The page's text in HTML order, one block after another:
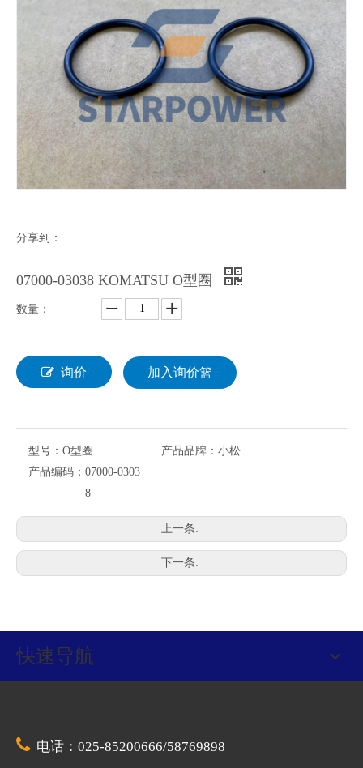
分享到：
07000-03038 KOMATSU O型圈
数量：
询价 加入询价篮
型号： O型圈 产品品牌： 小松
产品编码： 07000-0303
8
上一条:
下一条:
快速导航
 电话：025-85200666/58769898